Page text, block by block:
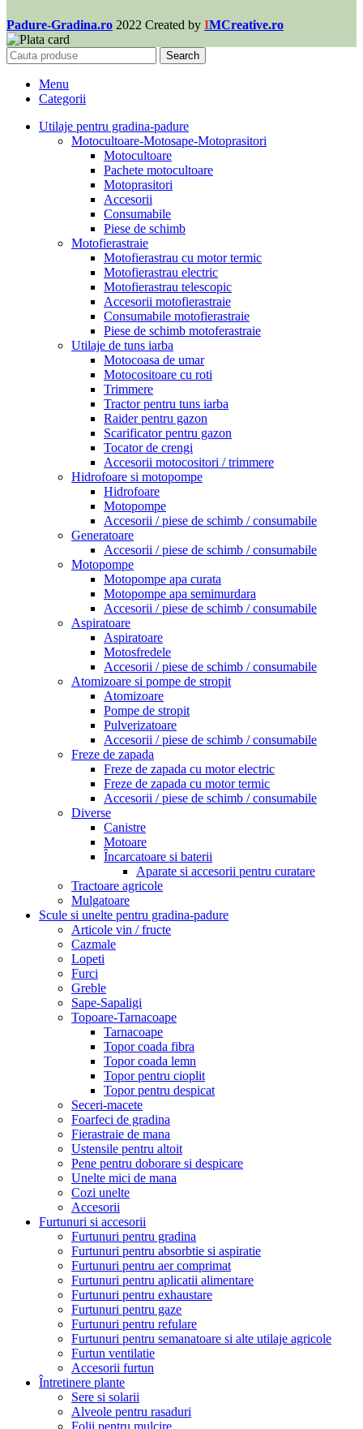
Padure-Gradina.ro 2022 Created by IMCreative.ro
Search
Menu
Categorii
Utilaje pentru gradina-padure
Motocultoare-Motosape-Motoprasitori
Motocultoare
Pachete motocultoare
Motoprasitori
Accesorii
Consumabile
Piese de schimb
Motofierastraie
Motofierastrau cu motor termic
Motofierastrau electric
Motofierastrau telescopic
Accesorii motofierastraie
Consumabile motofierastraie
Piese de schimb motoferastraie
Utilaje de tuns iarba
Motocoasa de umar
Motocositoare cu roti
Trimmere
Tractor pentru tuns iarba
Raider pentru gazon
Scarificator pentru gazon
Tocator de crengi
Accesorii motocositori / trimmere
Hidrofoare si motopompe
Hidrofoare
Motopompe
Accesorii / piese de schimb / consumabile
Generatoare
Accesorii / piese de schimb / consumabile
Motopompe
Motopompe apa curata
Motopompe apa semimurdara
Accesorii / piese de schimb / consumabile
Aspiratoare
Aspiratoare
Motosfredele
Accesorii / piese de schimb / consumabile
Atomizoare si pompe de stropit
Atomizoare
Pompe de stropit
Pulverizatoare
Accesorii / piese de schimb / consumabile
Freze de zapada
Freze de zapada cu motor electric
Freze de zapada cu motor termic
Accesorii / piese de schimb / consumabile
Diverse
Canistre
Motoare
Încarcatoare si baterii
Aparate si accesorii pentru curatare
Tractoare agricole
Mulgatoare
Scule si unelte pentru gradina-padure
Articole vin / fructe
Cazmale
Lopeti
Furci
Greble
Sape-Sapaligi
Topoare-Tarnacoape
Tarnacoape
Topor coada fibra
Topor coada lemn
Topor pentru cioplit
Topor pentru despicat
Seceri-macete
Foarfeci de gradina
Fierastraie de mana
Ustensile pentru altoit
Pene pentru doborare si despicare
Unelte mici de mana
Cozi unelte
Accesorii
Furtunuri si accesorii
Furtunuri pentru gradina
Furtunuri pentru absorbtie si aspiratie
Furtunuri pentru aer comprimat
Furtunuri pentru aplicatii alimentare
Furtunuri pentru exhaustare
Furtunuri pentru gaze
Furtunuri pentru refulare
Furtunuri pentru semanatoare si alte utilaje agricole
Furtun ventilatie
Accesorii furtun
Întretinere plante
Sere si solarii
Alveole pentru rasaduri
Folii pentru mulcire